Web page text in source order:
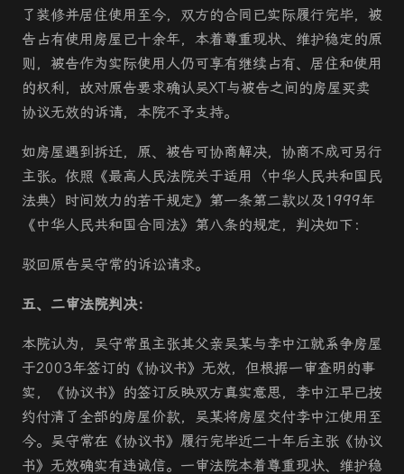
了装修并居住使用至今，双方的合同已实际履行完毕，被
告占有使用房屋已十余年，本着尊重现状、维护稳定的原
则，被告作为实际使用人仍可享有继续占有、居住和使用
的权利，故对原告要求确认吴XT与被告之间的房屋买卖
协议无效的诉请，本院不予支持。
如房屋遇到拆迁，原、被告可协商解决，协商不成可另行
主张。依照《最高人民法院关于适用〈中华人民共和国民
法典〉时间效力的若干规定》第一条第二款以及1999年
《中华人民共和国合同法》第八条的规定，判决如下：
驳回原告吴守常的诉讼请求。
五、二审法院判决：
本院认为，吴守常虽主张其父亲吴某与李中江就系争房屋
于2003年签订的《协议书》无效，但根据一审查明的事
实，《协议书》的签订反映双方真实意思，李中江早已按
约付清了全部的房屋价款，吴某将房屋交付李中江使用至
今。吴守常在《协议书》履行完毕近二十年后主张《协议
书》无效确实有违诚信。一审法院本着尊重现状、维护稳